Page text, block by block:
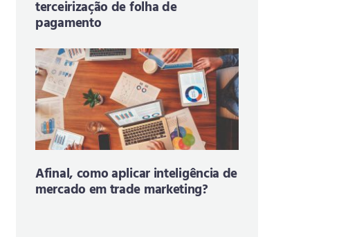
terceirização de folha de
pagamento
Afinal, como aplicar inteligência de
mercado em trade marketing?